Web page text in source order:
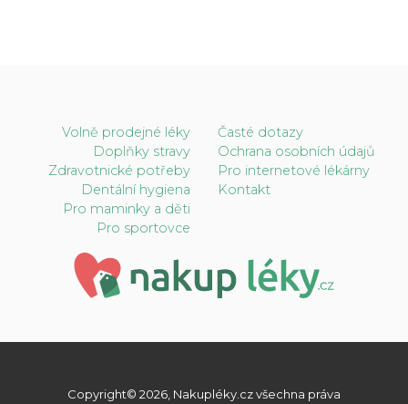
Volně prodejné léky
Doplňky stravy
Zdravotnické potřeby
Dentální hygiena
Pro maminky a děti
Pro sportovce
Časté dotazy
Ochrana osobních údajů
Pro internetové lékárny
Kontakt
Copyright© 2026, Nakupléky.cz všechna práva